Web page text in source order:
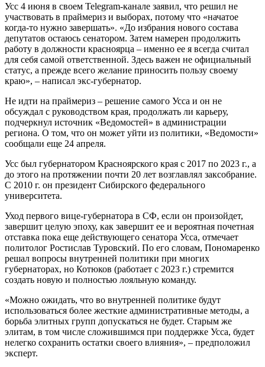
Усс 4 июня в своем Telegram-канале заявил, что решил не
участвовать в праймериз и выборах, потому что «начатое
когда-то нужно завершать». «До избрания нового состава
депутатов остаюсь сенатором. Затем намерен продолжить
работу в должности красноярца – именно ее я всегда считал
для себя самой ответственной. Здесь важен не официальный
статус, а прежде всего желание приносить пользу своему
краю», – написал экс-губернатор.
Не идти на праймериз – решение самого Усса и он не
обсуждал с руководством края, продолжать ли карьеру,
подчеркнул источник «Ведомостей» в администрации
региона. О том, что он может уйти из политики, «Ведомости»
сообщали еще 24 апреля.
Усс был губернатором Красноярского края с 2017 по 2023 г., а
до этого на протяжении почти 20 лет возглавлял заксобрание.
С 2010 г. он президент Сибирского федерального
университета.
Уход первого вице-губернатора в СФ, если он произойдет,
завершит целую эпоху, как завершит ее и вероятная почетная
отставка пока еще действующего сенатора Усса, отмечает
политолог Ростислав Туровский. По его словам, Пономаренко
решал вопросы внутренней политики при многих
губернаторах, но Котюков (работает с 2023 г.) стремится
создать новую и полностью лояльную команду.
«Можно ожидать, что во внутренней политике будут
использоваться более жесткие административные методы, а
борьба элитных групп допускаться не будет. Старым же
элитам, в том числе сложившимся при поддержке Усса, будет
нелегко сохранить остатки своего влияния», – предположил
эксперт.